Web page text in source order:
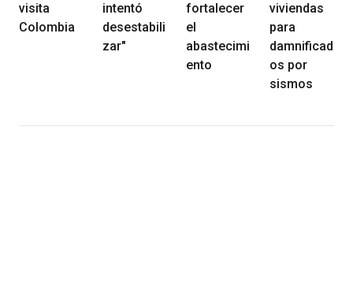
visita
Colombia
intentó
desestabili
zar"
fortalecer
el
abastecimi
ento
viviendas
para
damnificad
os por
sismos